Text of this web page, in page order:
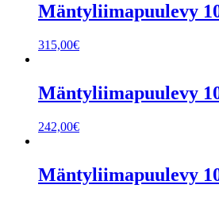
Mäntyliimapuulevy
315,00€
Mäntyliimapuulevy
242,00€
Mäntyliimapuulevy